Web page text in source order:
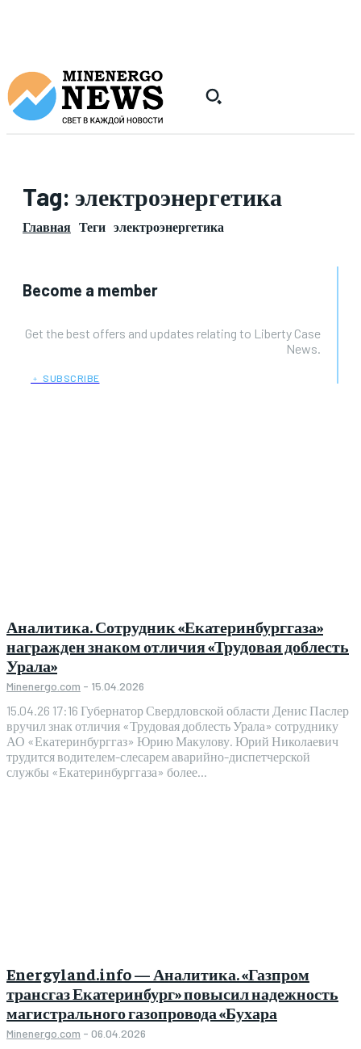
Tag: электроэнергетика
Главная Теги электроэнергетика
Become a member
Get the best offers and updates relating to Liberty Case
News.
﹢ SUBSCRIBE
Аналитика. Сотрудник «Екатеринбурггаза»
награжден знаком отличия «Трудовая доблесть
Урала»
Minenergo.com - 15.04.2026
15.04.26 17:16 Губернатор Свердловской области Денис Паслер
вручил знак отличия «Трудовая доблесть Урала» сотруднику
АО «Екатеринбурггаз» Юрию Макулову. Юрий Николаевич
трудится водителем-слесарем аварийно-диспетчерской
службы «Екатеринбурггаза» более...
Energyland.info — Аналитика. «Газпром
трансгаз Екатеринбург» повысил надежность
магистрального газопровода «Бухара
Minenergo.com - 06.04.2026